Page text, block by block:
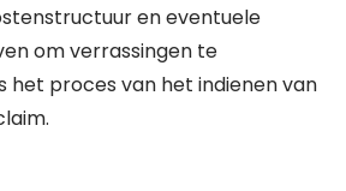
en eventuele
om verrassingen te
het proces van het indienen van